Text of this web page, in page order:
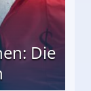
Die